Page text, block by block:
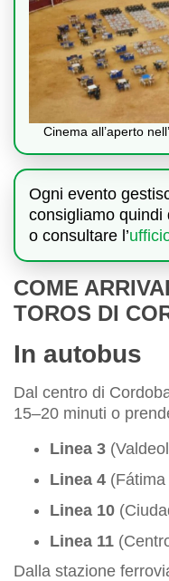
Cinema all’aperto
Ogni evento
consigliamo quindi
o consultare l’
COME
TOROS DI
In autobus
Dal centro di
15–20 minuti o
Linea 3
Linea 4
Linea 10
Linea 11
Dalla stazione